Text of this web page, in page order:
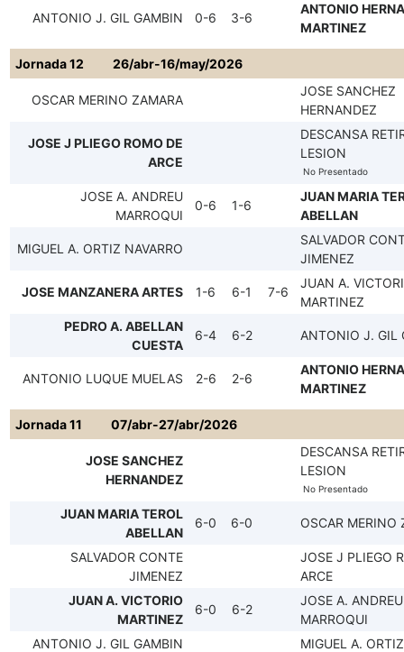
ANTONIO J. GIL GAMBIN 0-6 3-6
ANTONIO
MARTINEZ
Jornada 12 26/abr-16/may/2026
OSCAR MERINO ZAMARA
JOSE SANCHEZ
HERNANDEZ
JOSE J PLIEGO ROMO DE
ARCE
DESCANSA
LESION
No Presentado
JOSE A. ANDREU
MARROQUI
0-6 1-6
JUAN MARIA
ABELLAN
MIGUEL A. ORTIZ NAVARRO
SALVADOR
JIMENEZ
JOSE MANZANERA ARTES 1-6 6-1 7-6
JUAN A.
MARTINEZ
PEDRO A. ABELLAN
CUESTA
6-4 6-2 ANTONIO J. GIL
ANTONIO LUQUE MUELAS 2-6 2-6
ANTONIO
MARTINEZ
Jornada 11 07/abr-27/abr/2026
JOSE SANCHEZ
HERNANDEZ
DESCANSA
LESION
No Presentado
JUAN MARIA TEROL
ABELLAN
6-0 6-0 OSCAR MERINO
SALVADOR CONTE
JIMENEZ
JOSE J PLIEGO
ARCE
JUAN A. VICTORIO
MARTINEZ
6-0 6-2
JOSE A. ANDREU
MARROQUI
ANTONIO J. GIL GAMBIN
MIGUEL A.